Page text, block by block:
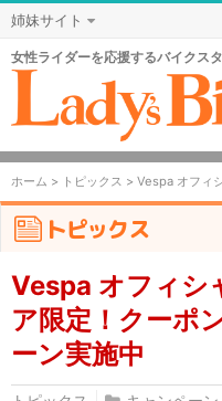
姉妹サイト
女性ライダーを応援するバイクス
ホーム > トピックス > Vespa オフィシャル
トピックス
Vespa オフィシ
ア限定！クーポ
ーン実施中